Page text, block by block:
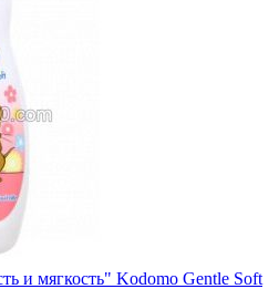
и мягкость" Kodomo Gentle Soft